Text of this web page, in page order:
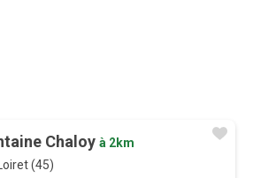
Chaloy à 2km
(45)